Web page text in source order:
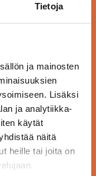
Tietoja
ja mainosten
Lisäksi
ja analytiikka-
käytät
näitä
heille tai joita on